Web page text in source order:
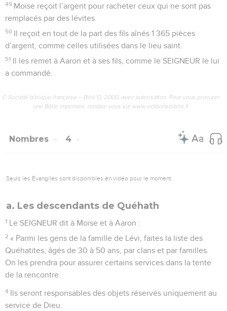
49 Moïse reçoit l’argent pour racheter ceux qui ne sont pas
remplacés par des lévites.
50 Il reçoit en tout de la part des fils aînés 1 365 pièces
d’argent, comme celles utilisées dans le lieu saint.
51 Il les remet à Aaron et à ses fils, comme le SEIGNEUR le lui
a commandé.
© Société biblique française – Bibli’O, 2000, avec autorisation. Pour vous procurer
une Bible imprimée, rendez-vous sur www.editionsbiblio.fr
Nombres 4
Seuls les Évangiles sont disponibles en vidéo pour le moment.
a. Les descendants de Quéhath
1 Le SEIGNEUR dit à Moïse et à Aaron :
2 « Parmi les gens de la famille de Lévi, faites la liste des
Quéhatites, âgés de 30 à 50 ans, par clans et par familles.
On les prendra pour assurer certains services dans la tente
de la rencontre.
4 Ils seront responsables des objets réservés uniquement au
service de Dieu.